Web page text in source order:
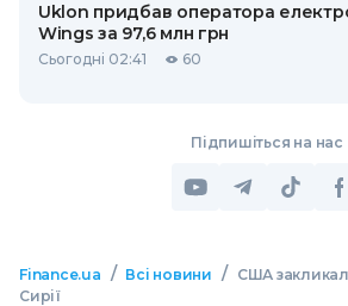
Uklon придбав оператора
Wings за 97,6 млн грн
Сьогодні 02:41 60
Підпишіться на нас
Finance.ua / Всі новини /
США
Сирії